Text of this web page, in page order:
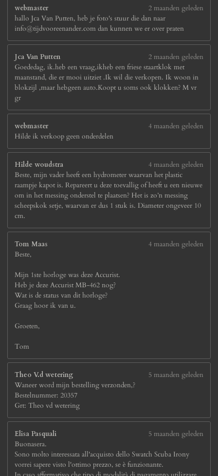
webmaster
2 maanden geleden
hallo Jca Van Putten, heb je foto's stuur die dan naar
info@tijdvooreenander.com dan kunnen we er over praten
Jca Van Putten
2 maanden geleden
Goededag, ik.heb een vraag,ikheb een friese staartklok met
maanstand, die er mooi uitziet .Ik wil die verkopen. Ik woon in
blokzijl ,maar hebgeen auto.Koopt u soms ook klokken? M vr
gr
webmaster
4 maanden geleden
Hilde ik verkoop geen onderdelen
Hilde woudstra
4 maanden geleden
Beste, mijn vader heeft een hydrometer waarvan het plastic
raampje kapot is. Repareert u deze toevallig of heeft u een nieuwe
om in het messing onderstel te plaatsen? Het is zo’n messing
scheepskok setje, waarvan er dus 1 stuk is. Diameter ongeveer 10
cm.
Tom Maas
4 maanden geleden
Beste,
Mijn 1ste horloge was deze Accurist.
Heb je deze Accurist MB-462 nog?
Wat is de status van dit horloge?
Graag hoor ik van u.
Groeten,
Tom
Theo V.d wetering
5 maanden geleden
Waneer word mijn bestelling verzonden,?
Bestelnummer: 20357
Grt: Theo vd wetering
Elisa Pasquali
5 maanden geleden
Buonasera.
Sono molto interessata all'acquisto dello Swatch Scuba Irony
vorrei sapere visto l'ottimo prezzo, se è funzionante.